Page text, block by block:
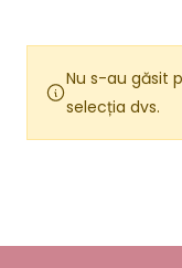
Nu s-au găsit
selecția dvs.